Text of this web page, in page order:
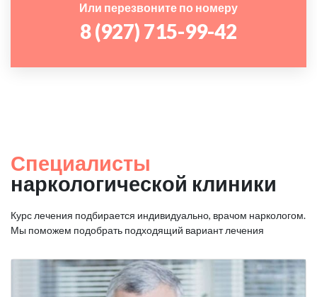
Или перезвоните по номеру
8 (927) 715-99-42
Специалисты
наркологической клиники
Курс лечения подбирается индивидуально, врачом наркологом.
Мы поможем подобрать подходящий вариант лечения